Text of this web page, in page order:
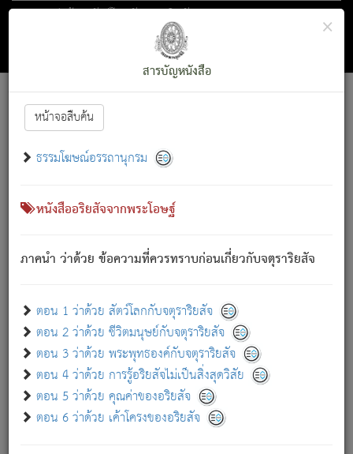
ตอน 1 ว่าด้วย สัตว์โลกกับจตุราริยสัจ
สารบัญ×
สารบัญหนังสือ
หน้าจอสืบค้น
ธรรมโฆษณ์อรรถานุกรม
หนังสืออริยสัจจากพระโอษฐ์
ภาคนำ ว่าด้วย ข้อความที่ควรทราบก่อนเกี่ยวกับจตุราริยสัจ
ตอน 1 ว่าด้วย สัตว์โลกกับจตุราริยสัจ
ตอน 2 ว่าด้วย ชีวิตมนุษย์กับจตุราริยสัจ
ตอน 3 ว่าด้วย พระพุทธองค์กับจตุราริยสัจ
ตอน 4 ว่าด้วย การรู้อริยสัจไม่เป็นสิ่งสุดวิสัย
ตอน 5 ว่าด้วย คุณค่าของอริยสัจ
ตอน 6 ว่าด้วย เค้าโครงของอริยสัจ
Font :15 ]||
สัตว์โลกนี้ เกิดความเดือดร้อนแล้ว มีผัสสะบังหน้า
เขาสำคัญสิ่งใด โดยความเป็นประการใด แต่สิ่งนั้นย่อมเป็น
(ตามที่เป็นจริง) โดยประการอื่นจากที่เขาสำคัญนั้น
สัตว์โลกติดข้องอยู่ในภพ ถูกภพบังหน้าแล้ว มีภพโดยความ
เป็นอย่างอื่น (จากที่มันเป็นอยู่จริง) จึงได้เพลิดเพลินยิ่งนักในภพ
เขาเพลิดเพลินยิ่งนักในสิ่งใด สิ่งนั้นเป็นภัย (ที่เขาไม่รู้จัก)
เขากลัวต่อสิ่งใดสิ่งนั้นเป็นทุกข์
พรหมจรรย์นี้ อันบุคคลย่อมประพฤติ ก็เพื่อการละขาดซึ่ง
ภพ.
สมณะหรือพราหมณ์เหล่าใด กล่าวความหลุดพ้นจากภพว่า
มีได้เพราะภพ เรากล่าวว่า สมณะหรือพราหมณ์ทั้งปวงนั้น
มิใช่ผู้หลดพ้นจากภพ.